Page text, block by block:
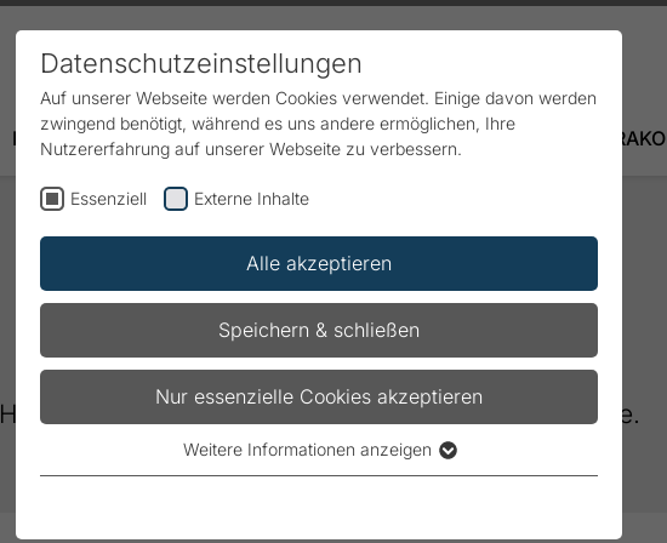
Produkte & Lösungen Service Downloads Karriere FRAKO
Sitemap
Hier finden Sie einen Überblick über unsere Webseite.
Datenschutzeinstellungen
Auf unserer Webseite werden Cookies verwendet. Einige davon werden
zwingend benötigt, während es uns andere ermöglichen, Ihre
Nutzererfahrung auf unserer Webseite zu verbessern.
Essenziell Externe Inhalte
Alle akzeptieren
Speichern & schließen
Nur essenzielle Cookies akzeptieren
Weitere Informationen anzeigen